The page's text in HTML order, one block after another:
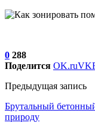
0 288
Поделится OK.ruVK
Предыдущая запись
Брутальный
природу